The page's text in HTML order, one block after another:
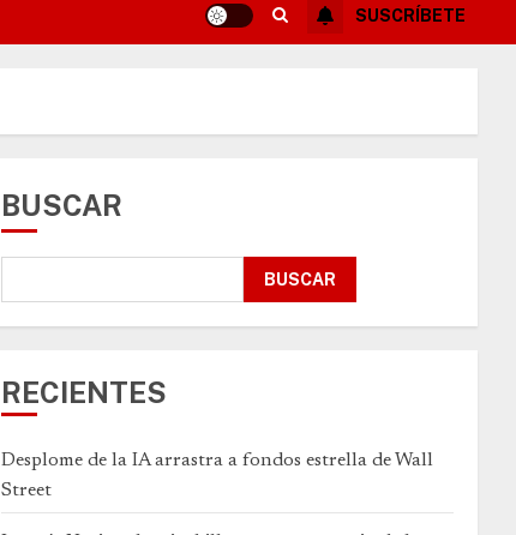
SUSCRÍBETE
BUSCAR
BUSCAR
RECIENTES
Desplome de la IA arrastra a fondos estrella de Wall
Street